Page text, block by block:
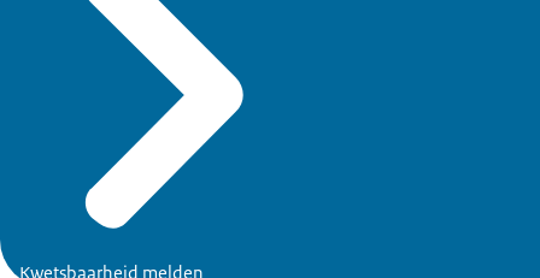
Kwetsbaarheid melden